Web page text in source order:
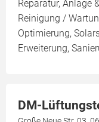
Reparatur, Anlage
Reinigung /
Optimierung,
Erweiterung,
DM-